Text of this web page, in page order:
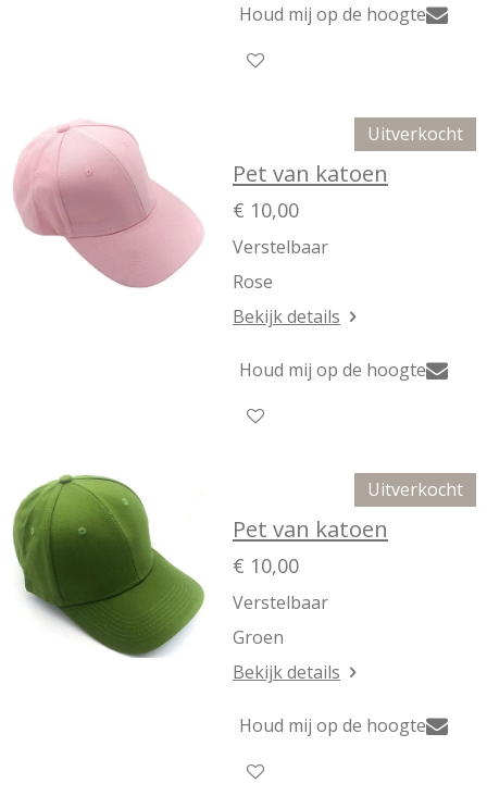
Houd mij op de hoogte
Uitverkocht
Pet van katoen
€ 10,00
Verstelbaar
Rose
Bekijk details
Houd mij op de hoogte
Uitverkocht
Pet van katoen
€ 10,00
Verstelbaar
Groen
Bekijk details
Houd mij op de hoogte